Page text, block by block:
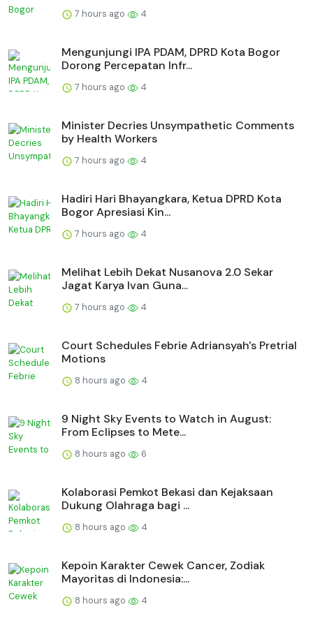
7 hours ago 4
Mengunjungi IPA PDAM, DPRD Kota Bogor
Dorong Percepatan Infr...
7 hours ago 4
Minister Decries Unsympathetic Comments
by Health Workers
7 hours ago 4
Hadiri Hari Bhayangkara, Ketua DPRD Kota
Bogor Apresiasi Kin...
7 hours ago 4
Melihat Lebih Dekat Nusanova 2.0 Sekar
Jagat Karya Ivan Guna...
7 hours ago 4
Court Schedules Febrie Adriansyah's Pretrial
Motions
8 hours ago 4
9 Night Sky Events to Watch in August:
From Eclipses to Mete...
8 hours ago 6
Kolaborasi Pemkot Bekasi dan Kejaksaan
Dukung Olahraga bagi ...
8 hours ago 4
Kepoin Karakter Cewek Cancer, Zodiak
Mayoritas di Indonesia:...
8 hours ago 4